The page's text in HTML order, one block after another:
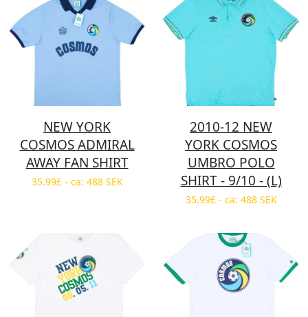
NEW YORK
COSMOS ADMIRAL
AWAY FAN SHIRT
35.99£ - ca: 488 SEK
2010-12 NEW
YORK COSMOS
UMBRO POLO
SHIRT - 9/10 - (L)
35.99£ - ca: 488 SEK